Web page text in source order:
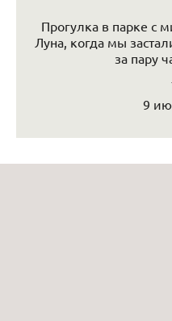
Прогулка в парке с
Луна, когда мы
за пару
9